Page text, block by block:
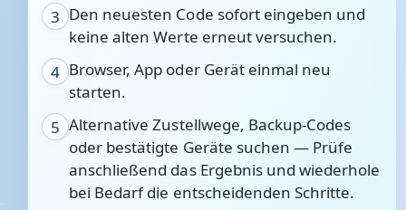
3 Den neuesten Code sofort eingeben und
keine alten Werte erneut versuchen.
4 Browser, App oder Gerät einmal neu
starten.
5 Alternative Zustellwege, Backup-Codes
oder bestätigte Geräte suchen — Prüfe
anschließend das Ergebnis und wiederhole
bei Bedarf die entscheidenden Schritte.